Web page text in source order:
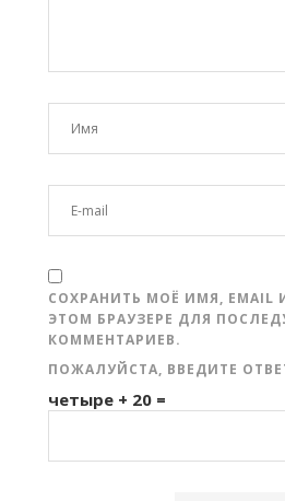
СОХРАНИТЬ МОЁ ИМЯ, EMAIL
ЭТОМ БРАУЗЕРЕ ДЛЯ
КОММЕНТАРИЕВ.
ПОЖАЛУЙСТА, ВВЕДИТЕ
четыре + 20 =